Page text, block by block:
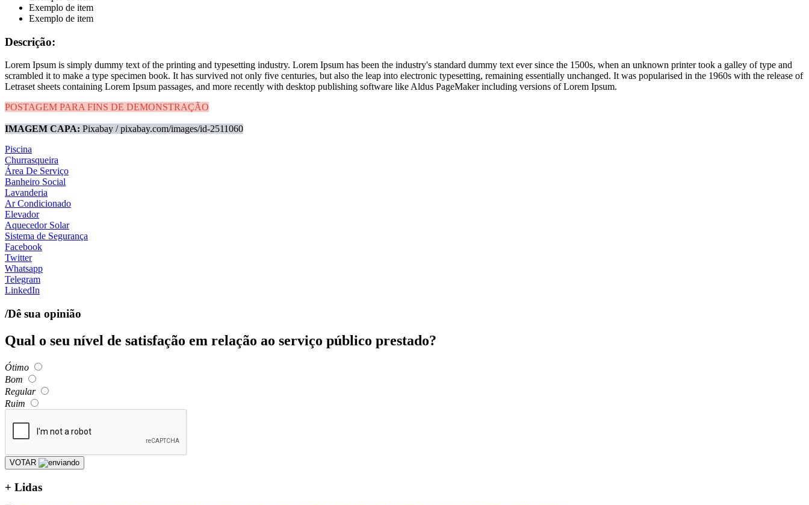
Exemplo de item
Exemplo de item
Descrição:
Lorem Ipsum is simply dummy text of the printing and typesetting industry. Lorem Ipsum has been the industry's standard dummy text ever since the 1500s, when an unknown printer took a galley of type and
scrambled it to make a type specimen book. It has survived not only five centuries, but also the leap into electronic typesetting, remaining essentially unchanged. It was popularised in the 1960s with the release of
Letraset sheets containing Lorem Ipsum passages, and more recently with desktop publishing software like Aldus PageMaker including versions of Lorem Ipsum.
POSTAGEM PARA FINS DE DEMONSTRAÇÃO
IMAGEM CAPA: Pixabay / pixabay.com/images/id-2511060
Piscina
Churrasqueira
Área De Serviço
Banheiro Social
Lavanderia
Ar Condicionado
Elevador
Aquecedor Solar
Sistema de Segurança
Facebook
Twitter
Whatsapp
Telegram
LinkedIn
/Dê sua opinião
Qual o seu nível de satisfação em relação ao serviço público prestado?
Ótimo
Bom
Regular
Ruim
VOTAR
+ Lidas